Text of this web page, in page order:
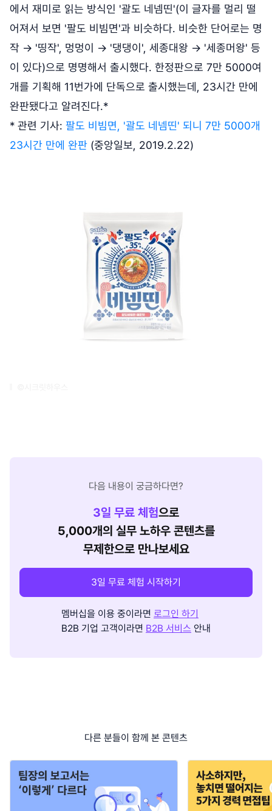
에서 재미로 읽는 방식인 '괄도 네넴띤'(이 글자를 멀리 떨
어져서 보면 '팔도 비빔면'과 비슷하다. 비슷한 단어로는 명
작 → '띵작', 멍멍이 → '댕댕이', 세종대왕 → '세종머왕' 등
이 있다)으로 명명해서 출시했다. 한정판으로 7만 5000여
개를 기획해 11번가에 단독으로 출시했는데, 23시간 만에
완판됐다고 알려진다.*
* 관련 기사: 팔도 비빔면, '괄도 네넴띤' 되니 7만 5000개
23시간 만에 완판 (중앙일보, 2019.2.22)
다음 내용이 궁금하다면?
3일 무료 체험으로
5,000개의 실무 노하우 콘텐츠를
무제한으로 만나보세요
3일 무료 체험 시작하기
멤버십을 이용 중이라면 로그인 하기
B2B 기업 고객이라면 B2B 서비스 안내
다른 분들이 함께 본 콘텐츠